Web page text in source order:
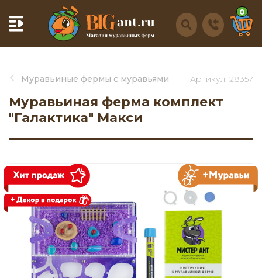
0
Муравьиные фермы с муравьями
Муравьиная ферма комплект
"Галактика" Макси
Артикул: 28357